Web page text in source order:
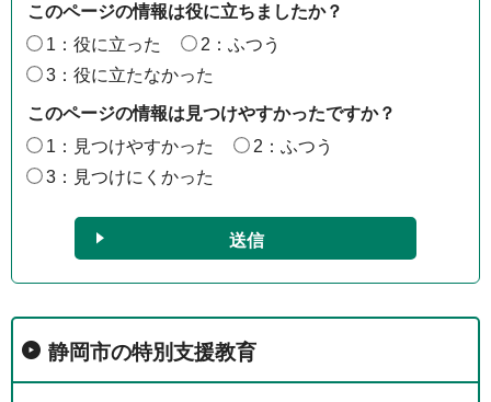
このページの情報は役に立ちましたか？
1：役に立った
2：ふつう
3：役に立たなかった
このページの情報は見つけやすかったですか？
1：見つけやすかった
2：ふつう
3：見つけにくかった
静岡市の特別支援教育